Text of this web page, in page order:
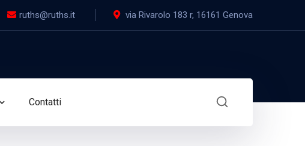
ruths@ruths.it via Rivarolo 183 r, 16161 Genova
Contatti